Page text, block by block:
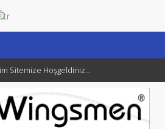
Sitemize Hoşgeldiniz...